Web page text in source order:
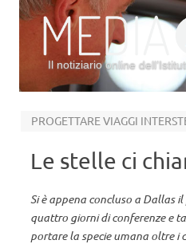
Il notiziario online
PROGETTARE VIAGGI
Le stelle ci
Si è appena concluso a Dallas
quattro giorni di conferenze e
portare la specie umana oltre i